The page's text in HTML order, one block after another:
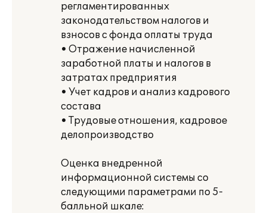
регламентированных
законодательством налогов и
взносов с фонда оплаты труда
• Отражение начисленной
заработной платы и налогов в
затратах предприятия
• Учет кадров и анализ кадрового
состава
• Трудовые отношения, кадровое
делопроизводство
Оценка внедренной
информационной системы со
следующими параметрами по 5-
балльной шкале: